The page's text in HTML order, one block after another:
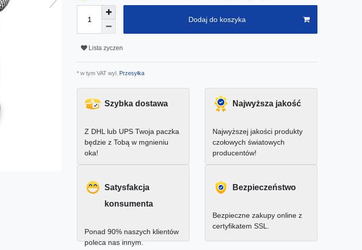
Dodaj do koszyka
Lista zyczen
* w tym VAT wyl. Przesyłka
Szybka dostawa
Z DHL lub UPS Twoja paczka
będzie z Tobą w mgnieniu
oka!
Najwyższa jakość
Najwyższej jakości produkty
czołowych światowych
producentów!
Satysfakcja
konsumenta
Ponad 90% naszych klientów
poleca nas innym.
Bezpieczeństwo
Bezpieczne zakupy online z
certyfikatem SSL.